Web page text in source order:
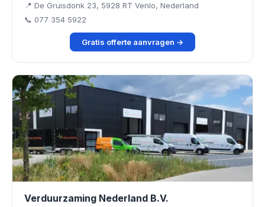
📍 De Gruisdonk 23, 5928 RT Venlo, Nederland
📞 077 354 5922
Gratis offerte aanvragen →
Verduurzaming Nederland B.V.